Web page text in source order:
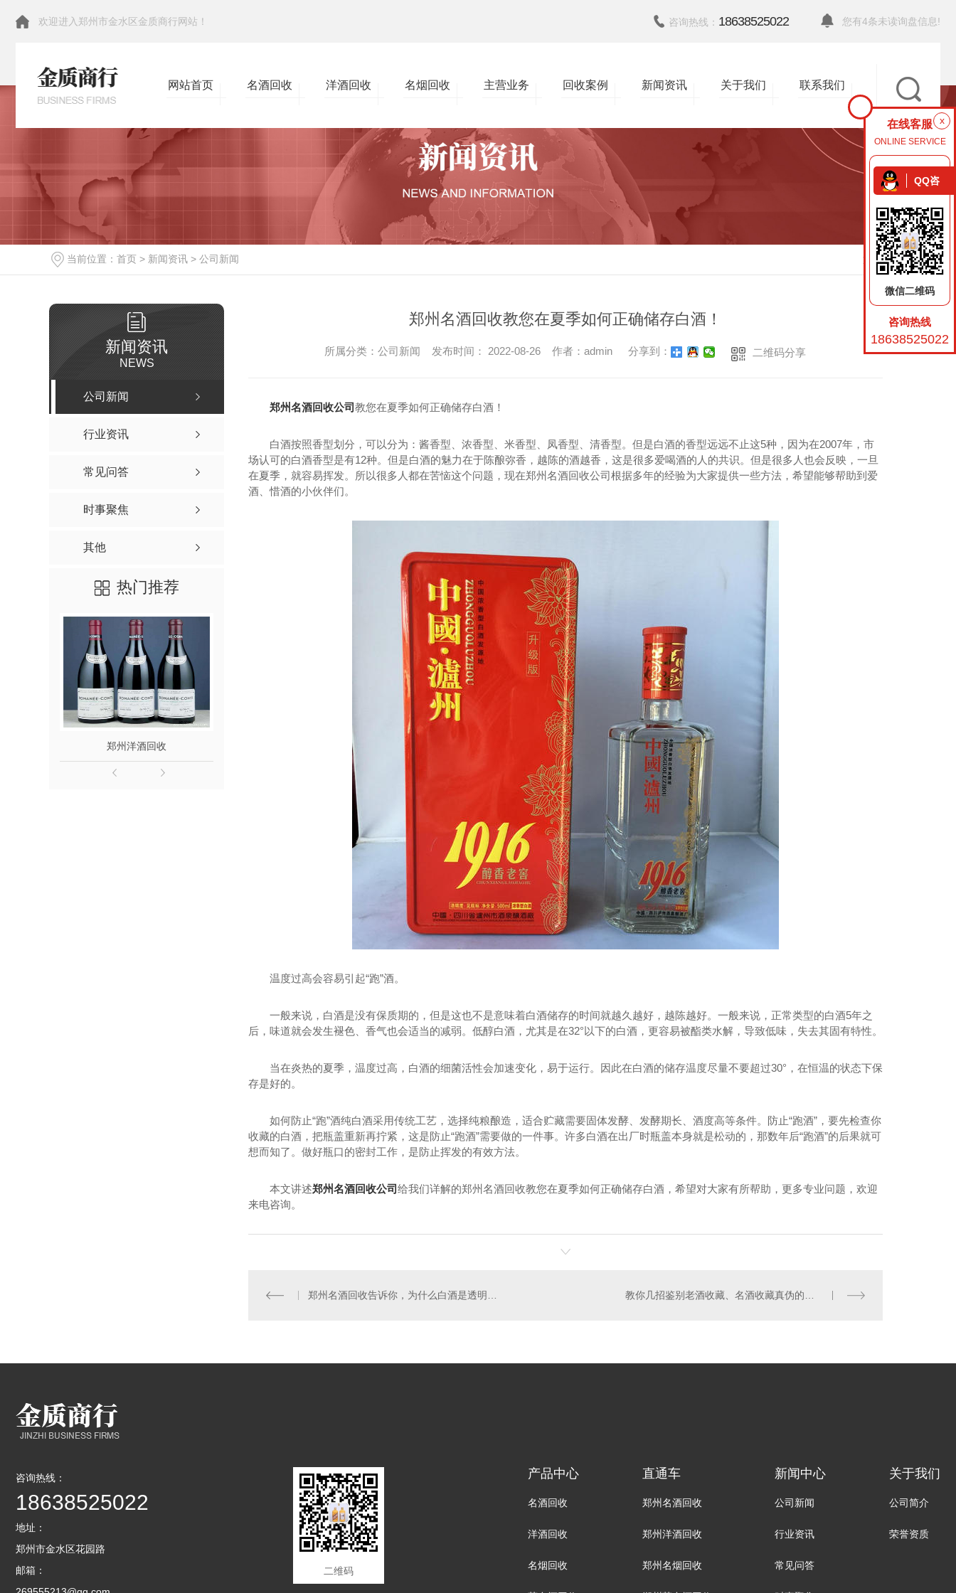
欢迎进入郑州市金水区金质商行网站！ 您有4条未读询盘信息!
咨询热线： 18638525022
网站首页 名酒回收 洋酒回收 名烟回收 主营业务 回收案例 新闻资讯 关于我们 联系我们
当前位置： 首页 > 新闻资讯 > 公司新闻 返回
新闻资讯
NEWS
公司新闻
行业资讯
常见问答
时事聚焦
其他
热门推荐
郑州洋酒回收 郑州名酒回收电话
郑州名酒回收教您在夏季如何正确储存白酒！
所属分类：公司新闻 发布时间： 2022-08-26 作者：admin 分享到： 二维码分享
郑州名酒回收公司教您在夏季如何正确储存白酒！
白酒按照香型划分，可以分为：酱香型、浓香型、米香型、凤香型、清香型。但是白酒的香型远远不止这5种，因为在2007年，市
场认可的白酒香型是有12种。但是白酒的魅力在于陈酿弥香，越陈的酒越香，这是很多爱喝酒的人的共识。但是很多人也会反映，一旦
在夏季，就容易挥发。所以很多人都在苦恼这个问题，现在郑州名酒回收公司根据多年的经验为大家提供一些方法，希望能够帮助到爱
酒、惜酒的小伙伴们。
温度过高会容易引起“跑”酒。
一般来说，白酒是没有保质期的，但是这也不是意味着白酒储存的时间就越久越好，越陈越好。一般来说，正常类型的白酒5年之
后，味道就会发生褪色、香气也会适当的减弱。低醇白酒，尤其是在32°以下的白酒，更容易被酯类水解，导致低味，失去其固有特性。
当在炎热的夏季，温度过高，白酒的细菌活性会加速变化，易于运行。因此在白酒的储存温度尽量不要超过30°，在恒温的状态下保
存是好的。
如何防止“跑”酒纯白酒采用传统工艺，选择纯粮酿造，适合贮藏需要固体发酵、发酵期长、酒度高等条件。防止“跑酒”，要先检查你
收藏的白酒，把瓶盖重新再拧紧，这是防止“跑酒”需要做的一件事。许多白酒在出厂时瓶盖本身就是松动的，那数年后“跑酒”的后果就可
想而知了。做好瓶口的密封工作，是防止挥发的有效方法。
本文讲述郑州名酒回收公司给我们详解的郑州名酒回收教您在夏季如何正确储存白酒，希望对大家有所帮助，更多专业问题，欢迎
来电咨询。
郑州名酒回收告诉你，为什么白酒是透明瓶，而茅台是乳白瓶。 教你几招鉴别老酒收藏、名酒收藏真伪的方法！
咨询热线：
18638525022
地址：
郑州市金水区花园路
邮箱：
二维码
产品中心
名酒回收
洋酒回收
名烟回收
直通车
郑州名酒回收
郑州洋酒回收
郑州名烟回收
新闻中心
公司新闻
行业资讯
常见问答
关于我们
公司简介
荣誉资质
x
在线客服
ONLINE SERVICE
QQ咨
询
微信二维码
咨询热线
18638525022